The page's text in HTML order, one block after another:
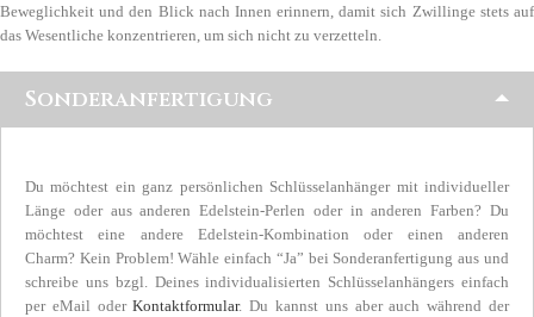
Beweglichkeit und den Blick nach Innen erinnern, damit sich Zwillinge stets auf
das Wesentliche konzentrieren, um sich nicht zu verzetteln.
Sonderanfertigung
Du möchtest ein ganz persönlichen Schlüsselanhänger mit individueller
Länge oder aus anderen Edelstein-Perlen oder in anderen Farben? Du
möchtest eine andere Edelstein-Kombination oder einen anderen
Charm? Kein Problem! Wähle einfach “Ja” bei Sonderanfertigung aus und
schreibe uns bzgl. Deines individualisierten Schlüsselanhängers einfach
per eMail oderKontaktformular. Du kannst uns aber auch während der